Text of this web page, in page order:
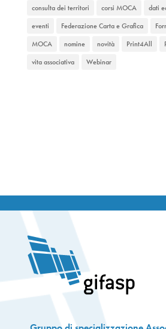
consulta dei territori
corsi MOCA dati
eventi
Federazione Carta e Grafica
MOCA
nomine novità Print4All
vita associativa
Webinar